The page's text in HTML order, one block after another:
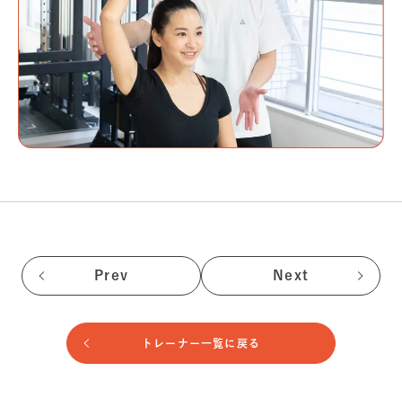
Prev Next
トレーナー一覧に戻る